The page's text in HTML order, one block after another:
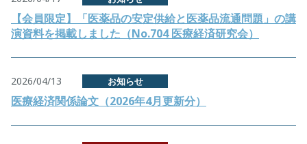
【会員限定】「医薬品の安定供給と医薬品流通問題」の講
演資料を掲載しました（No.704 医療経済研究会）
2026/04/13 お知らせ
医療経済関係論文（2026年4月更新分）